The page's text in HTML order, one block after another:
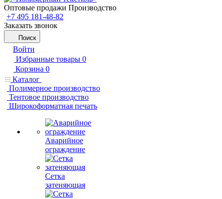
Оптовые продажи Производство
+7 495 181-48-82
Заказать звонок
Поиск
Войти
Избранные товары 0
Корзина 0
Каталог
Полимерное производство
Тентовое производство
Широкоформатная печать
Аварийное
ограждение
Сетка
затеняющая